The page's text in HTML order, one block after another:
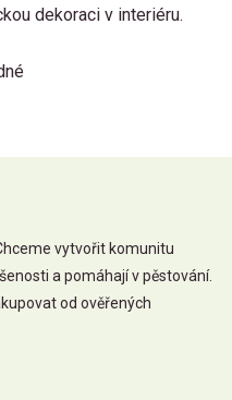
dekoraci v interiéru.
vytvořit komunitu
a pomáhají v pěstování.
od ověřených